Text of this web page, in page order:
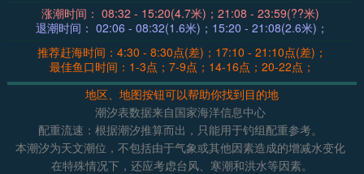
涨潮时间： 08:32 - 15:20(4.7米)；21:08 - 23:59(??米)
退潮时间： 02:06 - 08:32(1.6米)；15:20 - 21:08(2.6米)；
推荐赶海时间：4:30 - 8:30点(差)；17:10 - 21:10点(差)；
最佳鱼口时间：1-3点；7-9点；14-16点；20-22点；
地区、地图按钮可以帮助你找到目的地
潮汐表数据来自国家海洋信息中心
配重流速：根据潮汐推算而出，只能用于钓组配重参考。
本潮汐为天文潮位，不包括由于气象或其他因素造成的增减水变化
在特殊情况下，还应考虑台风、寒潮和洪水等因素。